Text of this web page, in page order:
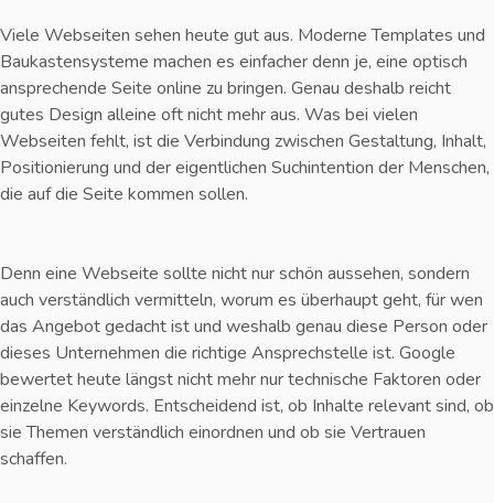
Viele Webseiten sehen heute gut aus. Moderne Templates und
Baukastensysteme machen es einfacher denn je, eine optisch
ansprechende Seite online zu bringen. Genau deshalb reicht
gutes Design alleine oft nicht mehr aus. Was bei vielen
Webseiten fehlt, ist die Verbindung zwischen Gestaltung, Inhalt,
Positionierung und der eigentlichen Suchintention der Menschen,
die auf die Seite kommen sollen.
Denn eine Webseite sollte nicht nur schön aussehen, sondern
auch verständlich vermitteln, worum es überhaupt geht, für wen
das Angebot gedacht ist und weshalb genau diese Person oder
dieses Unternehmen die richtige Ansprechstelle ist. Google
bewertet heute längst nicht mehr nur technische Faktoren oder
einzelne Keywords. Entscheidend ist, ob Inhalte relevant sind, ob
sie Themen verständlich einordnen und ob sie Vertrauen
schaffen.